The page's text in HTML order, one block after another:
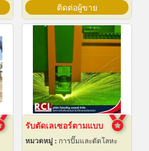
ติดต่อผู้ขาย
รับตัดเลเซอร์ตามแบบ
หมวดหมู่ : การปั๊มและตัดโลหะ